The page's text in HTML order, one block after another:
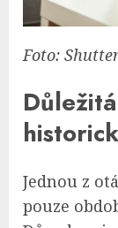
Foto:
Jednou z
pouze